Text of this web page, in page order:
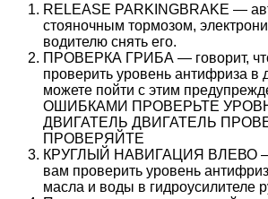
RELEASE PARKINGBRAKE —
стояночным тормозом,
водителю снять его.
ПРОВЕРКА ГРИБА — говорит,
проверить уровень антифриза в
можете пойти с этим
ОШИБКАМИ ПРОВЕРЬТЕ
ДВИГАТЕЛЬ ДВИГАТЕЛЬ
ПРОВЕРЯЙТЕ
КРУГЛЫЙ НАВИГАЦИЯ ВЛЕВО —
вам проверить уровень
масла и воды в гидроусилителе